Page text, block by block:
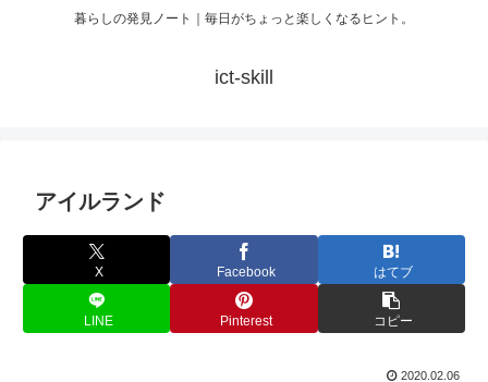
暮らしの発見ノート｜毎日がちょっと楽しくなるヒント。
ict-skill
アイルランド
X Facebook はてブ
LINE Pinterest コピー
2020.02.06